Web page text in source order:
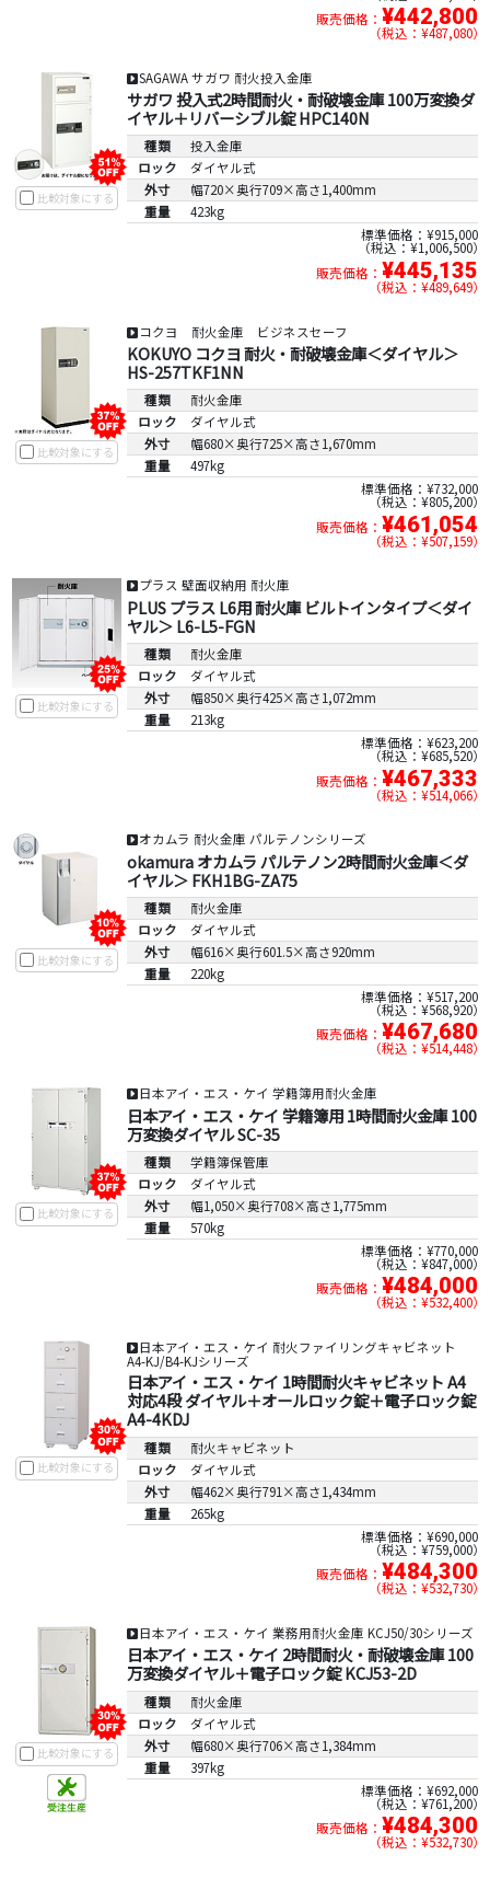
販売価格： ¥442,800
税込：¥487,080
比較対象にする
SAGAWA サガワ 耐火投入金庫
サガワ 投入式2時間耐火・耐破壊金庫 100万変換ダ
イヤル＋リバーシブル錠 HPC140N
種類
投入金庫
ロック
ダイヤル式
外寸
幅720×奥行709×高さ1,400mm
重量
423kg
標準価格：¥915,000
税込：¥1,006,500
販売価格： ¥445,135
税込：¥489,649
比較対象にする
コクヨ 耐火金庫 ビジネスセーフ
KOKUYO コクヨ 耐火・耐破壊金庫＜ダイヤル＞
HS-257TKF1NN
種類
耐火金庫
ロック
ダイヤル式
外寸
幅680×奥行725×高さ1,670mm
重量
497kg
標準価格：¥732,000
税込：¥805,200
販売価格： ¥461,054
税込：¥507,159
比較対象にする
プラス 壁面収納用 耐火庫
PLUS プラス L6用 耐火庫 ビルトインタイプ＜ダイ
ヤル＞ L6-L5-FGN
種類
耐火金庫
ロック
ダイヤル式
外寸
幅850×奥行425×高さ1,072mm
重量
213kg
標準価格：¥623,200
税込：¥685,520
販売価格： ¥467,333
税込：¥514,066
比較対象にする
オカムラ 耐火金庫 パルテノンシリーズ
okamura オカムラ パルテノン2時間耐火金庫＜ダ
イヤル＞ FKH1BG-ZA75
種類
耐火金庫
ロック
ダイヤル式
外寸
幅616×奥行601.5×高さ920mm
重量
220kg
標準価格：¥517,200
税込：¥568,920
販売価格： ¥467,680
税込：¥514,448
比較対象にする
日本アイ・エス・ケイ 学籍簿用耐火金庫
日本アイ・エス・ケイ 学籍簿用 1時間耐火金庫 100
万変換ダイヤル SC-35
種類
学籍簿保管庫
ロック
ダイヤル式
外寸
幅1,050×奥行708×高さ1,775mm
重量
570kg
標準価格：¥770,000
税込：¥847,000
販売価格： ¥484,000
税込：¥532,400
比較対象にする
日本アイ・エス・ケイ 耐火ファイリングキャビネット
A4-KJ/B4-KJシリーズ
日本アイ・エス・ケイ 1時間耐火キャビネット A4
対応4段 ダイヤル＋オールロック錠＋電子ロック錠
A4-4KDJ
種類
耐火キャビネット
ロック
ダイヤル式
外寸
幅462×奥行791×高さ1,434mm
重量
265kg
標準価格：¥690,000
税込：¥759,000
販売価格： ¥484,300
税込：¥532,730
比較対象にする
日本アイ・エス・ケイ 業務用耐火金庫 KCJ50/30シリーズ
日本アイ・エス・ケイ 2時間耐火・耐破壊金庫 100
万変換ダイヤル＋電子ロック錠 KCJ53-2D
種類
耐火金庫
ロック
ダイヤル式
外寸
幅680×奥行706×高さ1,384mm
重量
397kg
標準価格：¥692,000
税込：¥761,200
販売価格： ¥484,300
税込：¥532,730